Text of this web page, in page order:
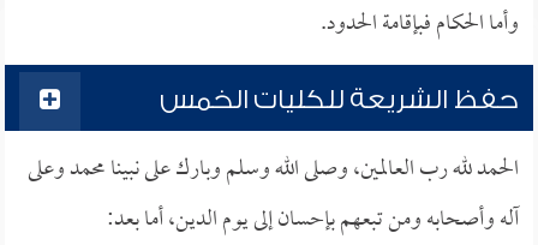
وأما الحكام فبإقامة الحدود.
حفظ الشريعة للكليات الخمس
الحمد لله رب العالمين، وصلى الله وسلم وبارك على نبينا محمد وعلى
آله وأصحابه ومن تبعهم بإحسان إلى يوم الدين، أما بعد: